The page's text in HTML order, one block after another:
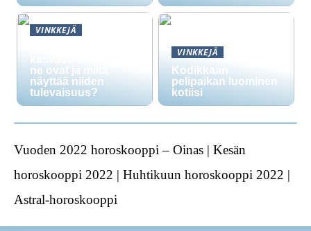
VINKKEJÄ
ne ovat ja miltä
näyttää niiden
tulevaisuus?
VINKKEJÄ
Kodikkaan
pelipaikan luominen
kotiisi
Vuoden 2022 horoskooppi – Oinas | Kesän
horoskooppi 2022 | Huhtikuun horoskooppi 2022 |
Astral-horoskooppi